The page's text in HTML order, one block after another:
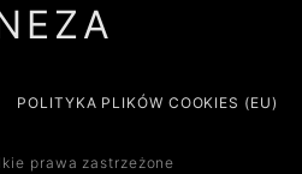
POLITYKA PLIKÓW COOKIES (EU)
prawa zastrzeżone